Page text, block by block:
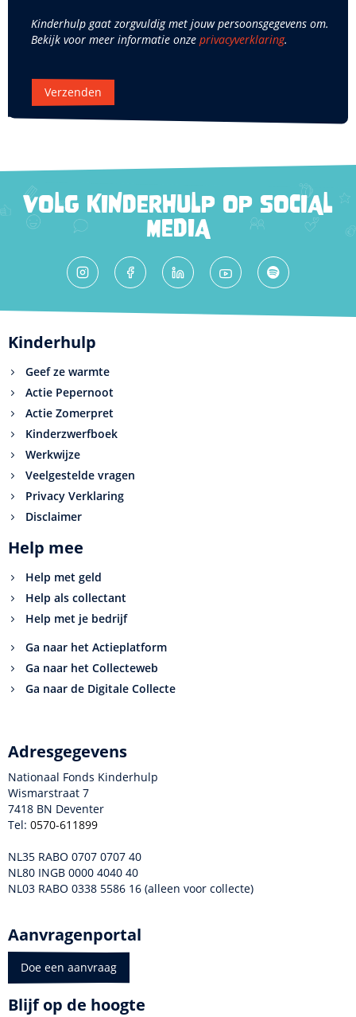
Kinderhulp gaat zorgvuldig met jouw persoonsgegevens om.
Bekijk voor meer informatie onze privacyverklaring.
Verzenden
VOLG KINDERHULP OP SOCIAL
MEDIA
Kinderhulp
Geef ze warmte
Actie Pepernoot
Actie Zomerpret
Kinderzwerfboek
Werkwijze
Veelgestelde vragen
Privacy Verklaring
Disclaimer
Help mee
Help met geld
Help als collectant
Help met je bedrijf
Ga naar het Actieplatform
Ga naar het Collecteweb
Ga naar de Digitale Collecte
Adresgegevens
Nationaal Fonds Kinderhulp
Wismarstraat 7
7418 BN Deventer
Tel: 0570-611899
NL35 RABO 0707 0707 40
NL80 INGB 0000 4040 40
NL03 RABO 0338 5586 16 (alleen voor collecte)
Aanvragenportal
Doe een aanvraag
Blijf op de hoogte